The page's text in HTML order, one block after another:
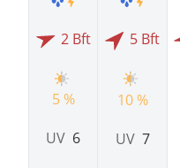
2 Bft
5 %
UV 6
5 Bft
10 %
UV 7